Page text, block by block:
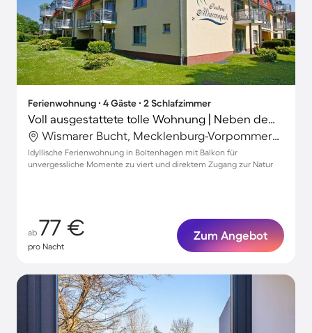
Ferienwohnung ∙ 4 Gäste ∙ 2 Schlafzimmer
Voll ausgestattete tolle Wohnung | Neben dem Strand
Wismarer Bucht, Mecklenburg-Vorpommern, Deutschland
Idyllische Ferienwohnung in Boltenhagen mit Balkon für
unvergessliche Momente zu viert und direktem Zugang zur Natur
ab 77 €
pro Nacht
Zum Angebot